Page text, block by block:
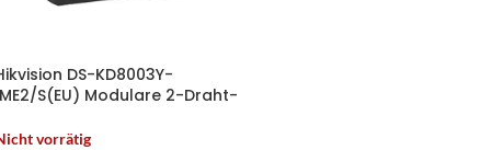
DS-KD8003Y-
S(EU) Modulare 2-Draht-
Edition mit Ruftaste
vorrätig